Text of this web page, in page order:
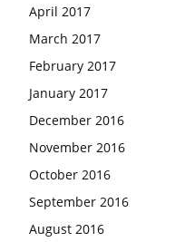
April 2017
March 2017
February 2017
January 2017
December 2016
November 2016
October 2016
September 2016
August 2016